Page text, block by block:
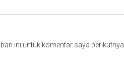
ini untuk komentar saya berikutnya.